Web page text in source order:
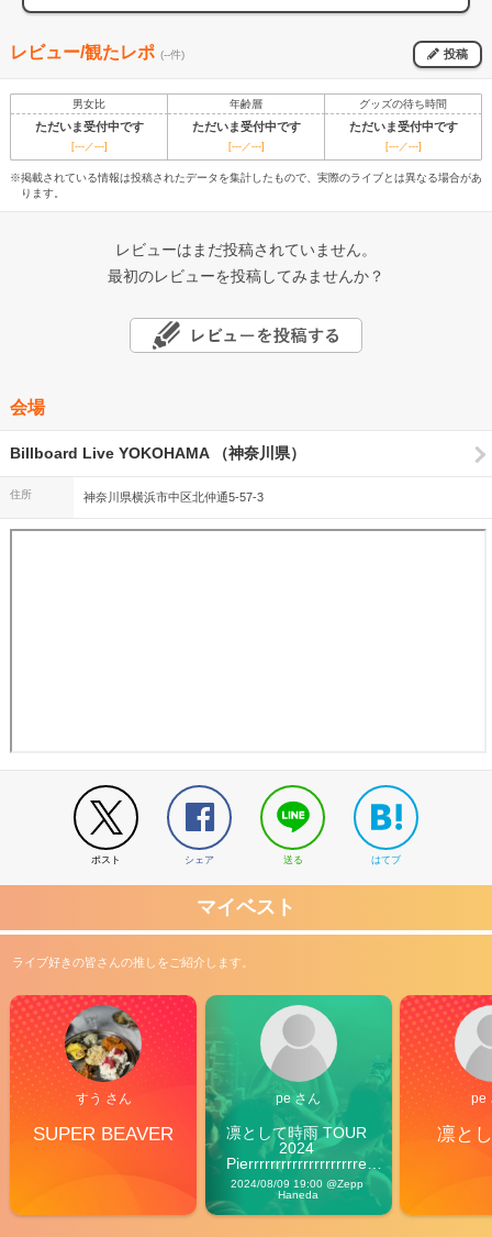
レビュー/観たレポ (--件) 投稿
男女比 年齢層 グッズの待ち時間
ただいま受付中です ただいま受付中です ただいま受付中です
[---／---] [---／---] [---／---]
※掲載されている情報は投稿されたデータを集計したもので、実際のライブとは異なる場合があ
ります。
レビューはまだ投稿されていません。
最初のレビューを投稿してみませんか？
会場
Billboard Live YOKOHAMA （神奈川県）
住所 神奈川県横浜市中区北仲通5-57-3
ポスト シェア 送る はてブ
マイベスト
ライブ好きの皆さんの推しをご紹介します。
すう さん
SUPER BEAVER
pe さん
凛として時雨 TOUR
2024
Pierrrrrrrrrrrrrrrrrrrre
Vibes
2024/08/09 19:00 @Zepp
Haneda
pe
凛と